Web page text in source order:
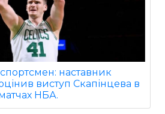
наставник
виступ Скапінцева в
НБА.